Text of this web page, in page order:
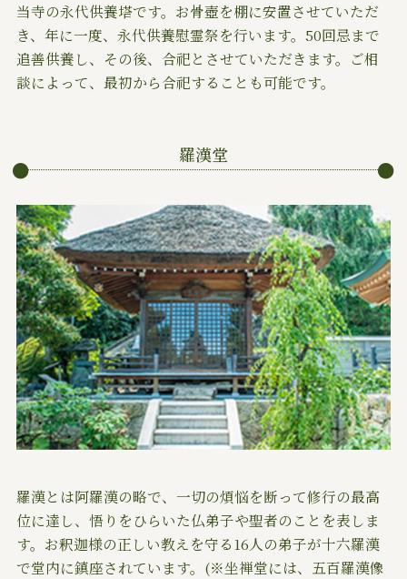
当寺の永代供養塔です。お骨壺を棚に安置させていただ
き、年に一度、永代供養慰霊祭を行います。50回忌まで
追善供養し、その後、合祀とさせていただきます。ご相
談によって、最初から合祀することも可能です。
羅漢堂
羅漢とは阿羅漢の略で、一切の煩悩を断って修行の最高
位に達し、悟りをひらいた仏弟子や聖者のことを表しま
す。お釈迦様の正しい教えを守る16人の弟子が十六羅漢
で堂内に鎮座されています。(※坐禅堂には、五百羅漢像